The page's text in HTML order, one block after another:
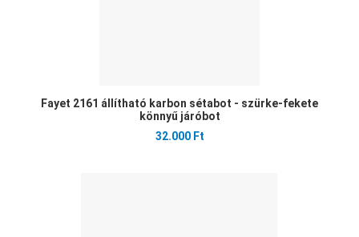
Fayet 2161 állítható karbon sétabot - szürke-fekete
könnyű járóbot
32.000 Ft